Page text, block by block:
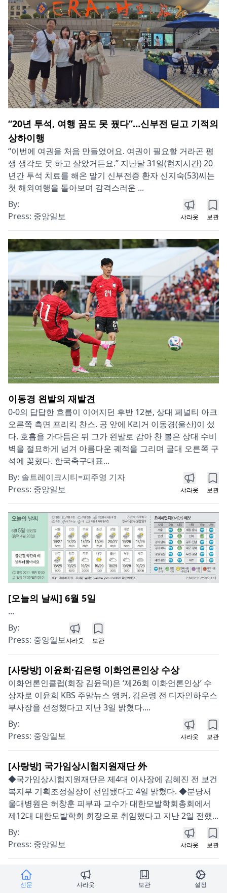
“20년 투석, 여행 꿈도 못 꿨다”…신부전 딛고 기적의
상하이행
“이번에 여권을 처음 만들었어요. 여권이 필요할 거라곤 평
생 생각도 못 하고 살았거든요.” 지난달 31일(현지시간) 20
년간 투석 치료를 해온 말기 신부전증 환자 신지숙(53)씨는
첫 해외여행을 돌아보며 감격스러운 ...
By:
Press: 중앙일보 샤라웃 보관
이동경 왼발의 재발견
0-0의 답답한 흐름이 이어지던 후반 12분, 상대 페널티 아크
오른쪽 측면 프리킥 찬스. 공 앞에 K리거 이동경(울산)이 섰
다. 호흡을 가다듬은 뒤 그가 왼발로 감아 찬 볼은 상대 수비
벽을 절묘하게 넘겨 아름다운 궤적을 그리며 골대 오른쪽 구
석에 꽂혔다. 한국축구대표...
By: 솔트레이크시티=피주영 기자
Press: 중앙일보 샤라웃 보관
[오늘의 날씨] 6월 5일
...
By:
Press: 중앙일보샤라웃 보관
[사랑방] 이윤희·김은령 이화언론인상 수상
이화언론인클럽(회장 김윤덕)은 ‘제26회 이화언론인상’ 수
상자로 이윤희 KBS 주말뉴스 앵커, 김은령 전 디자인하우스
부사장을 선정했다고 지난 3일 밝혔다....
By:
Press: 중앙일보 샤라웃 보관
[사랑방] 국가임상시험지원재단 外
◆국가임상시험지원재단은 제4대 이사장에 김혜진 전 보건
복지부 기획조정실장이 선임됐다고 4일 밝혔다. ◆분당서
울대병원은 허창훈 피부과 교수가 대한모발학회총회에서
제12대 대한모발학회 회장으로 취임했다고 지난 2일 전했...
By:
Press: 중앙일보 샤라웃 보관
[부고] 김근호씨 外
▶김근호씨 별세, 김복희씨 남편상, 김영진(다산이엔지 전
신문 샤라웃 보관 설정